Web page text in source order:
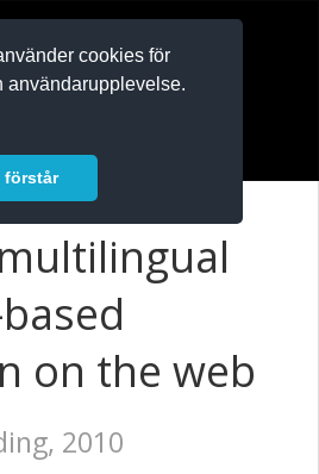
cookies för
användarupplevelse.
förstår
on the web
2010